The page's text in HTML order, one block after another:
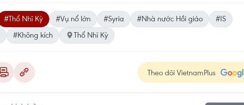
#Thổ Nhĩ Kỳ #Vụ nổ lớn #Syria #Nhà nước Hồi giáo
#IS
#Không kích Thổ Nhĩ Kỳ
Theo dõi VietnamPlus